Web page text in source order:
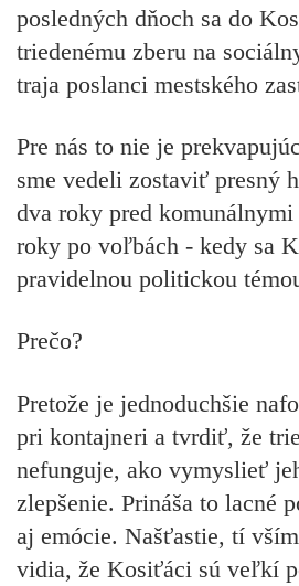
posledných dňoch sa do
triedenému zberu na
traja poslanci mestského
Pre nás to nie je
sme vedeli zostaviť presný
dva roky pred
roky po voľbách - kedy sa
pravidelnou politickou
Prečo?
Pretože je jednoduchšie
pri kontajneri a tvrdiť, že
nefunguje, ako vymyslieť
zlepšenie. Prináša to lacné
aj emócie. Našťastie, tí
vidia, že Kosiťáci sú veľkí